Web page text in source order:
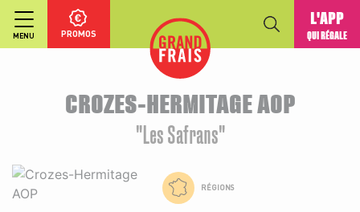
MENU PROMOS
L'APP
QUI RÉGALE
CROZES-HERMITAGE AOP
"Les Safrans"
RÉGIONS